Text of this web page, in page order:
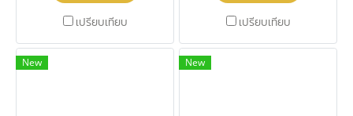
เปรียบเทียบ
เปรียบเทียบ
New New